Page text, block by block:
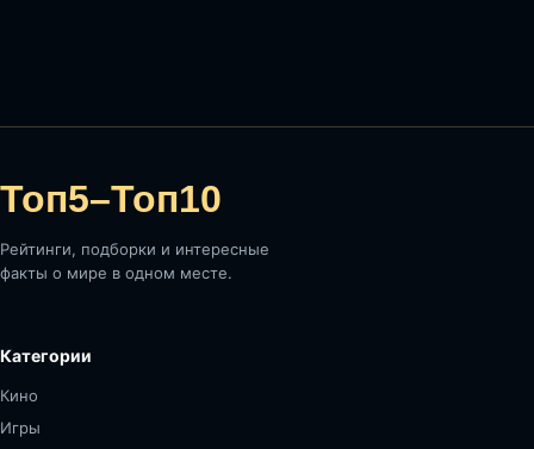
Топ5–Топ10
Рейтинги, подборки и интересные
факты о мире в одном месте.
Категории
Кино
Игры